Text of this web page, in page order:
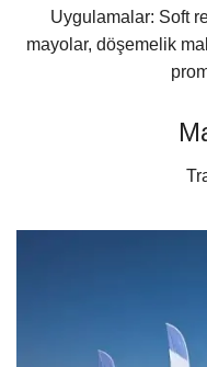
Uygulamalar: Soft
mayolar, döşemelik